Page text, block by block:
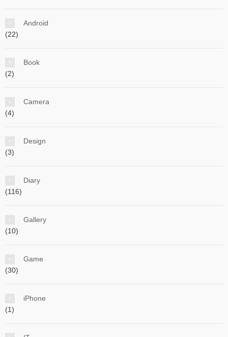
Android
(22)
Book
(2)
Camera
(4)
Design
(3)
Diary
(116)
Gallery
(10)
Game
(30)
iPhone
(1)